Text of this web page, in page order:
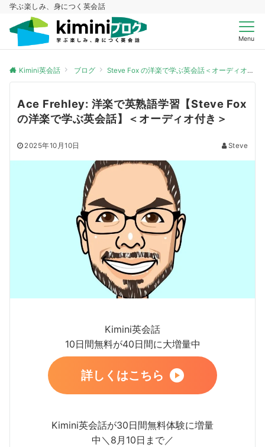
学ぶ楽しみ、身につく英会話
Menu
Kimini英会話 ブログ Steve Fox の洋楽で学ぶ英会話＜オーディオ付き＞
Ace Frehley: 洋楽で英熟語学習【Steve Fox
の洋楽で学ぶ英会話】＜オーディオ付き＞
2025年10月10日 Steve
Kimini英会話
10日間無料が40日間に大増量中
詳しくはこちら
Kimini英会話が30日間無料体験に増量
中＼8月10日まで／